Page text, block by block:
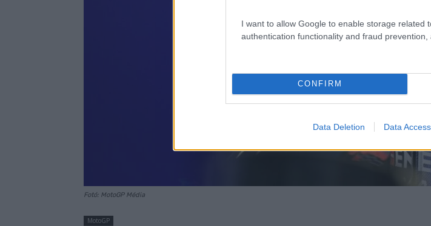
I want to allow Google to enable storage related
authentication functionality and fraud prevention,
CONFIRM
Data Deletion Data Access